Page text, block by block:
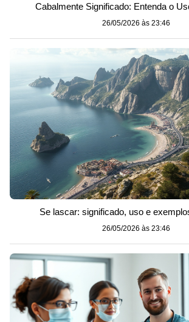
Cabalmente Significado: Entenda o
26/05/2026 às 23:46
Se lascar: significado, uso e
26/05/2026 às 23:46